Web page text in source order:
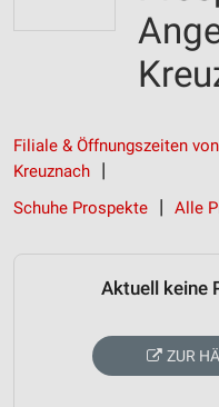
Filiale & Öffnungszeiten
Kreuznach
Schuhe Prospekte
Alle
Aktuell keine
ZUR